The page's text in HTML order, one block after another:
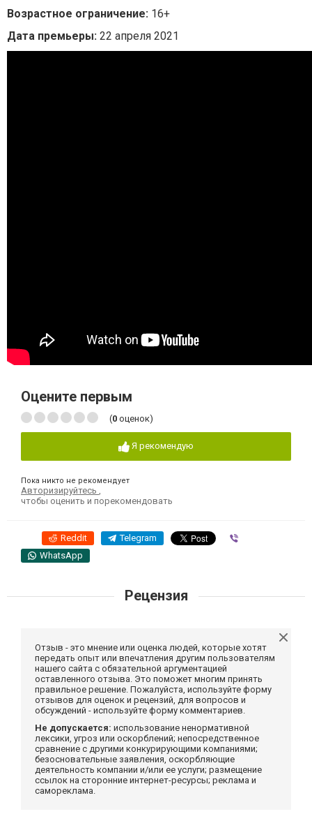
Возрастное ограничение: 16+
Дата премьеры: 22 апреля 2021
Оцените первым
(0 оценок)
Я рекомендую
Пока никто не рекомендует
Авторизируйтесь
чтобы оценить и порекомендовать
Reddit Telegram
WhatsApp
Рецензия
Отзыв - это мнение или оценка людей, которые хотят
передать опыт или впечатления другим пользователям
нашего сайта с обязательной аргументацией
оставленного отзыва. Это поможет многим принять
правильное решение. Пожалуйста, используйте форму
отзывов для оценок и рецензий, для вопросов и
обсуждений - используйте форму комментариев.
Не допускается: использование ненормативной
лексики, угроз или оскорблений; непосредственное
сравнение с другими конкурирующими компаниями;
безосновательные заявления, оскорбляющие
деятельность компании и/или ее услуги; размещение
ссылок на сторонние интернет-ресурсы; реклама и
самореклама.